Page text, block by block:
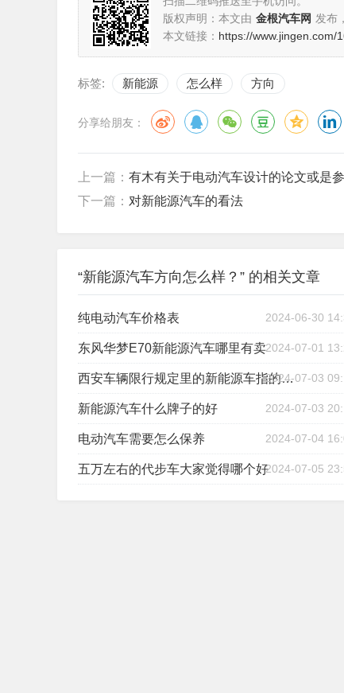
版权声明：本文由 金根汽车网 发布
本文链接： https://www.jingen.com/
标签: 新能源 怎么样 方向
分享给朋友：
上一篇： 有木有关于电动汽车设计的论文或是
下一篇： 对新能源汽车的看法
“新能源汽车方向怎么样？” 的相关文章
纯电动汽车价格表 2024-06-30
东风华梦E70新能源汽车哪里有卖2024-07-01
西安车辆限行规定里的新能源车指的是什么
2024-07-03
新能源汽车什么牌子的好 2024-07-03
电动汽车需要怎么保养 2024-07-04
五万左右的代步车大家觉得哪个好2024-07-05